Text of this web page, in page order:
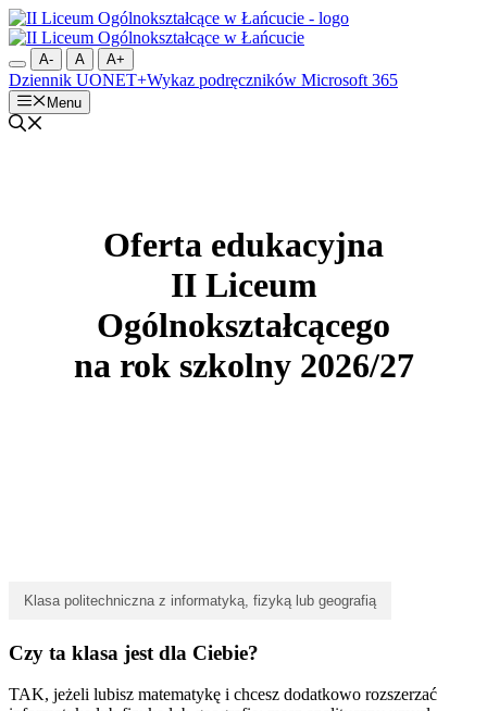
Przejdź
do
treściA- A A+
Dziennik UONET+Wykaz podręczników Microsoft 365
Menu
Oferta edukacyjna
II Liceum
Ogólnokształcącego
na rok szkolny 2026/27
Klasa politechniczna z informatyką, fizyką lub geografią
Czy ta klasa jest dla Ciebie?
TAK, jeżeli lubisz matematykę i chcesz dodatkowo rozszerzać